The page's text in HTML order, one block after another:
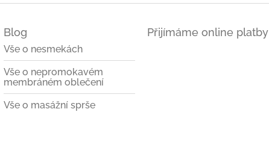
Blog
Vše o nesmekách
Vše o nepromokavém
membráném oblečení
Vše o masážní sprše
Přijímáme online platby